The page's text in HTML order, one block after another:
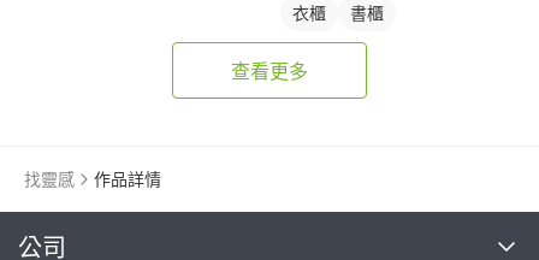
衣櫃 書櫃
查看更多
找靈感 作品詳情
公司繼續完成